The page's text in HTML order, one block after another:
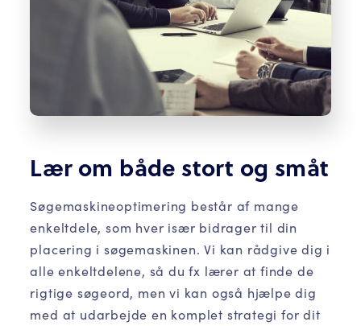
Lær om både stort og småt
Søgemaskineoptimering består af mange
enkeltdele, som hver især bidrager til din
placering i søgemaskinen. Vi kan rådgive dig i
alle enkeltdelene, så du fx lærer at finde de
rigtige søgeord, men vi kan også hjælpe dig
med at udarbejde en komplet strategi for dit